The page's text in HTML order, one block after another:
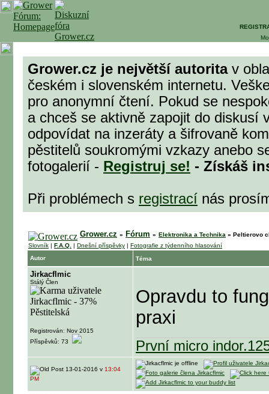
Grower.cz je největší autoritav
českém i slovenském internetu.
pro anonymní čtení. Pokud se
a chceš se aktivně zapojit do diskusí
odpovídat na inzeráty a šifrovaně
pěstitelů soukromými vzkazy anebo
fotogalerií - Registruj se! - Získáš
Při problémech s registrací nás
Grower.cz » Fórum » Elektronika a Technika » Peltierovo
Slovník | F.A.Q. | Dnešní příspěvky | Fotografie z týdenního hlasování
Autor
Téma
Jirkacflmic
Stálý Člen
Registrován: Nov 2015
Příspěvků: 73
Opravdu to
praxi
První micro
13-01-2016 v 13:04
PM